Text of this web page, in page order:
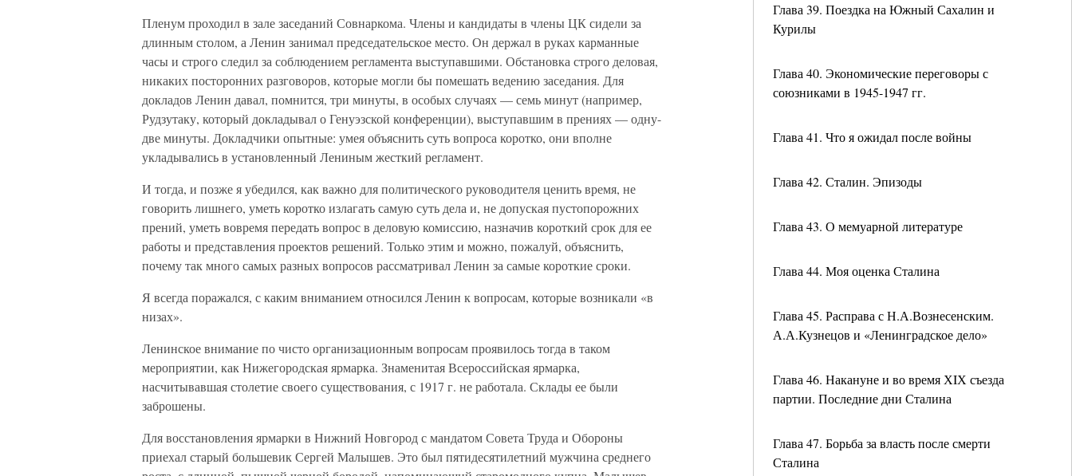
Глава 39. Поездка на Южный Сахалин и
Курилы
Глава 40. Экономические переговоры с
союзниками в 1945-1947 гг.
Глава 41. Что я ожидал после войны
Глава 42. Сталин. Эпизоды
Глава 43. О мемуарной литературе
Глава 44. Моя оценка Сталина
Глава 45. Расправа с Н.А.Вознесенским.
А.А.Кузнецов и «Ленинградское дело»
Глава 46. Накануне и во время ХIХ съезда
партии. Последние дни Сталина
Глава 47. Борьба за власть после смерти
Сталина
Пленум проходил в зале заседаний Совнаркома. Члены и кандидаты в члены ЦК сидели за
длинным столом, а Ленин занимал председательское место. Он держал в руках карманные
часы и строго следил за соблюдением регламента выступавшими. Обстановка строго деловая,
никаких посторонних разговоров, которые могли бы помешать ведению заседания. Для
докладов Ленин давал, помнится, три минуты, в особых случаях — семь минут (например,
Рудзутаку, который докладывал о Генуэзской конференции), выступавшим в прениях — одну-
две минуты. Докладчики опытные: умея объяснить суть вопроса коротко, они вполне
укладывались в установленный Лениным жесткий регламент.
И тогда, и позже я убедился, как важно для политического руководителя ценить время, не
говорить лишнего, уметь коротко излагать самую суть дела и, не допуская пустопорожних
прений, уметь вовремя передать вопрос в деловую комиссию, назначив короткий срок для ее
работы и представления проектов решений. Только этим и можно, пожалуй, объяснить,
почему так много самых разных вопросов рассматривал Ленин за самые короткие сроки.
Я всегда поражался, с каким вниманием относился Ленин к вопросам, которые возникали «в
низах».
Ленинское внимание по чисто организационным вопросам проявилось тогда в таком
мероприятии, как Нижегородская ярмарка. Знаменитая Всероссийская ярмарка,
насчитывавшая столетие своего существования, с 1917 г. не работала. Склады ее были
заброшены.
Для восстановления ярмарки в Нижний Новгород с мандатом Совета Труда и Обороны
приехал старый большевик Сергей Малышев. Это был пятидесятилетний мужчина среднего